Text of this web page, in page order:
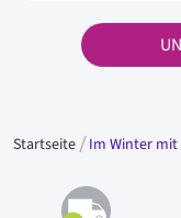
Startseite Im Winter